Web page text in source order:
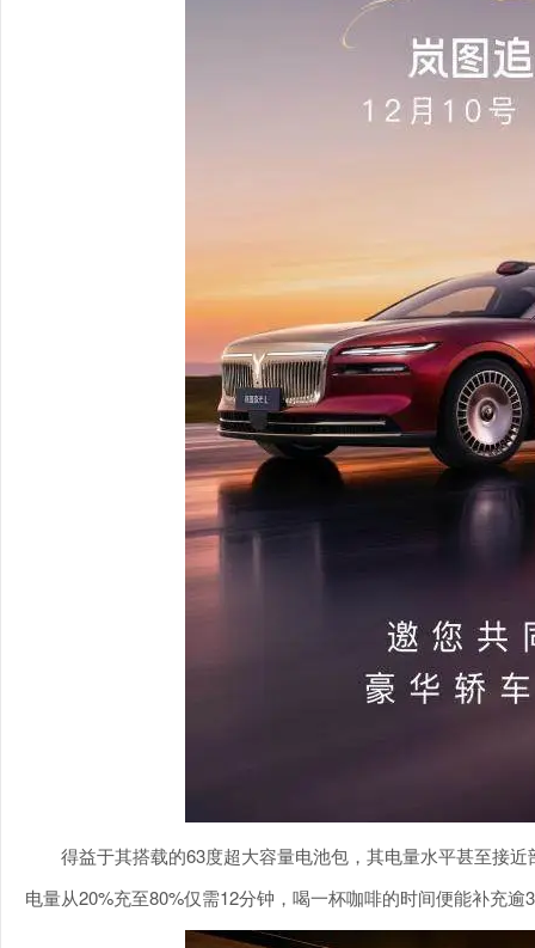
得益于其搭载的63度超大容量电池包，其电量水平甚至接
电量从20%充至80%仅需12分钟，喝一杯咖啡的时间便能补充